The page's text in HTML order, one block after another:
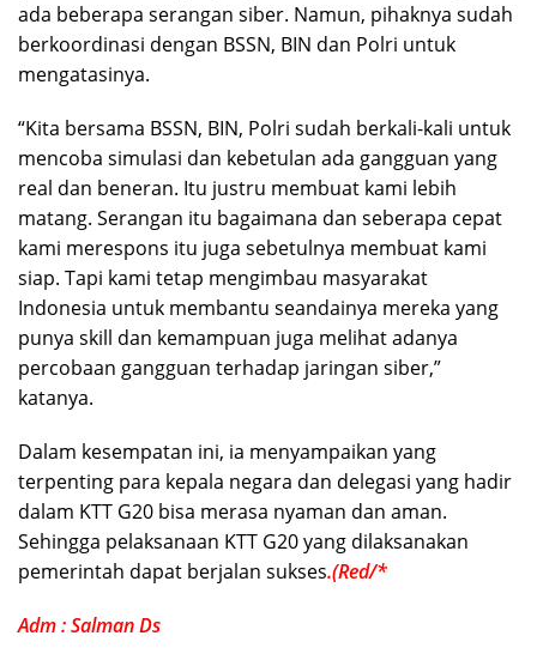
ada beberapa serangan siber. Namun, pihaknya sudah
berkoordinasi dengan BSSN, BIN dan Polri untuk
mengatasinya.
“Kita bersama BSSN, BIN, Polri sudah berkali-kali untuk
mencoba simulasi dan kebetulan ada gangguan yang
real dan beneran. Itu justru membuat kami lebih
matang. Serangan itu bagaimana dan seberapa cepat
kami merespons itu juga sebetulnya membuat kami
siap. Tapi kami tetap mengimbau masyarakat
Indonesia untuk membantu seandainya mereka yang
punya skill dan kemampuan juga melihat adanya
percobaan gangguan terhadap jaringan siber,”
katanya.
Dalam kesempatan ini, ia menyampaikan yang
terpenting para kepala negara dan delegasi yang hadir
dalam KTT G20 bisa merasa nyaman dan aman.
Sehingga pelaksanaan KTT G20 yang dilaksanakan
pemerintah dapat berjalan sukses.(Red/*
Adm : Salman Ds